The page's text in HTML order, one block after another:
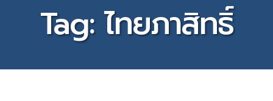
Tag: ไทยภาสิทธิ์